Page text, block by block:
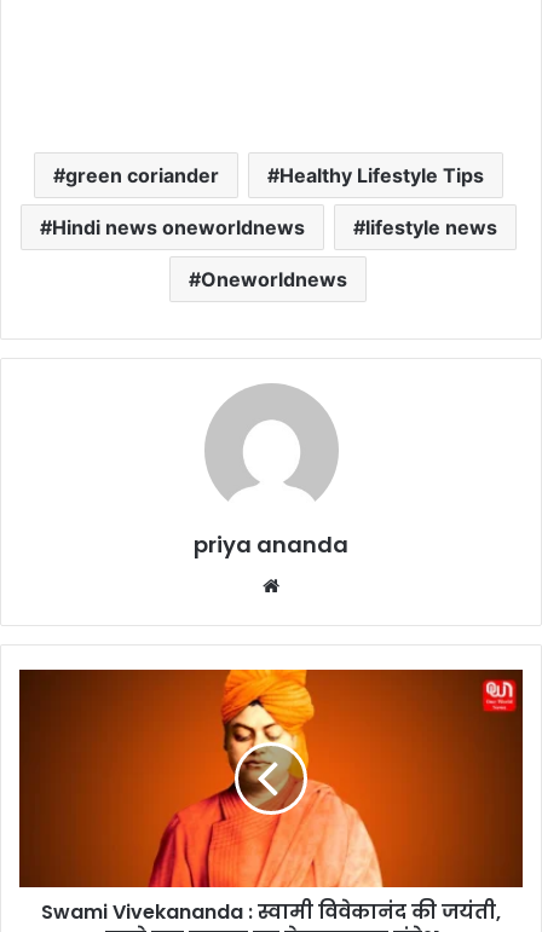
green coriander Healthy Lifestyle Tips
Hindi news oneworldnews lifestyle news
Oneworldnews
priya ananda
te
e
Swami Vivekananda : स्वामी विवेकानंद की जयंती,